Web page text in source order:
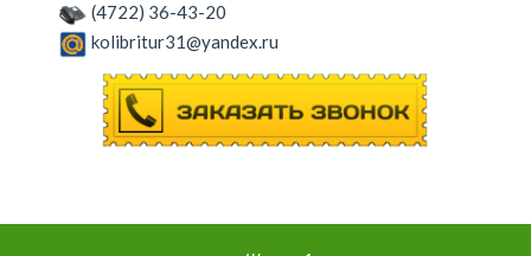
(4722) 36-43-20
kolibritur31@yandex.ru